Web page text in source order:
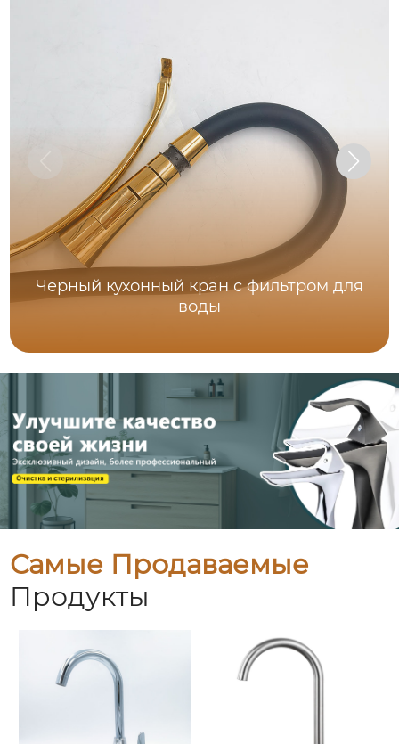
Черный кухонный кран с фильтром для
воды
Самые Продаваемые
Продукты